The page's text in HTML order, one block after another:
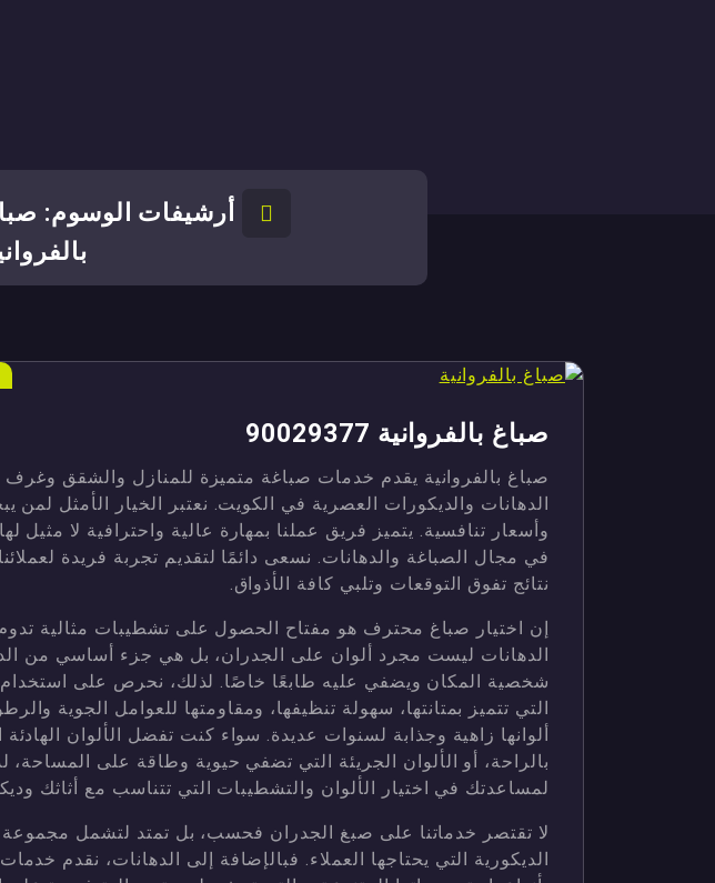
أرشيفات الوسوم:
صباغ بالفروانية 90029377
صباغ بالفروانية يقدم خدمات صباغة متميزة للمنازل والشقق وغرف
الدهانات والديكورات العصرية في الكويت. نعتبر الخيار الأمثل
وأسعار تنافسية. يتميز فريق عملنا بمهارة عالية واحترافية لا مثيل
في مجال الصباغة والدهانات. نسعى دائمًا لتقديم تجربة فريدة
نتائج تفوق التوقعات وتلبي كافة الأذواق.
إن اختيار صباغ محترف هو مفتاح الحصول على تشطيبات مثالية
الدهانات ليست مجرد ألوان على الجدران، بل هي جزء أساسي من
شخصية المكان ويضفي عليه طابعًا خاصًا. لذلك، نحرص على استخدام
التي تتميز بمتانتها، سهولة تنظيفها، ومقاومتها للعوامل الجوية
ألوانها زاهية وجذابة لسنوات عديدة. سواء كنت تفضل الألوان
بالراحة، أو الألوان الجريئة التي تضفي حيوية وطاقة على المساحة،
لمساعدتك في اختيار الألوان والتشطيبات التي تتناسب مع أثاثك
لا تقتصر خدماتنا على صبغ الجدران فحسب، بل تمتد لتشمل
الديكورية التي يحتاجها العملاء. فبالإضافة إلى الدهانات، نقدم